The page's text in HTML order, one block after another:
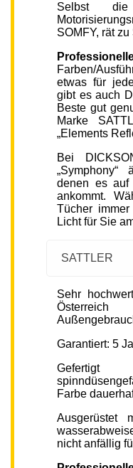
Selbst die
SOMFY, rät
Farben/
etwas für
gibt es auch
Beste gut
Marke
„Elements
Bei
„Symphony“
denen es auf
ankommt.
Tücher
Licht für Sie
SATTLER
Sehr
Garantiert: 5
Farbe
Ausgerüstet
nicht anfällig